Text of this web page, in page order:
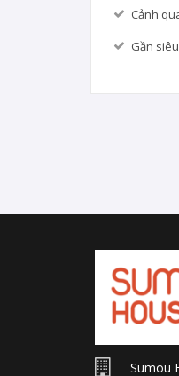
Cảnh
Gần
Sumou